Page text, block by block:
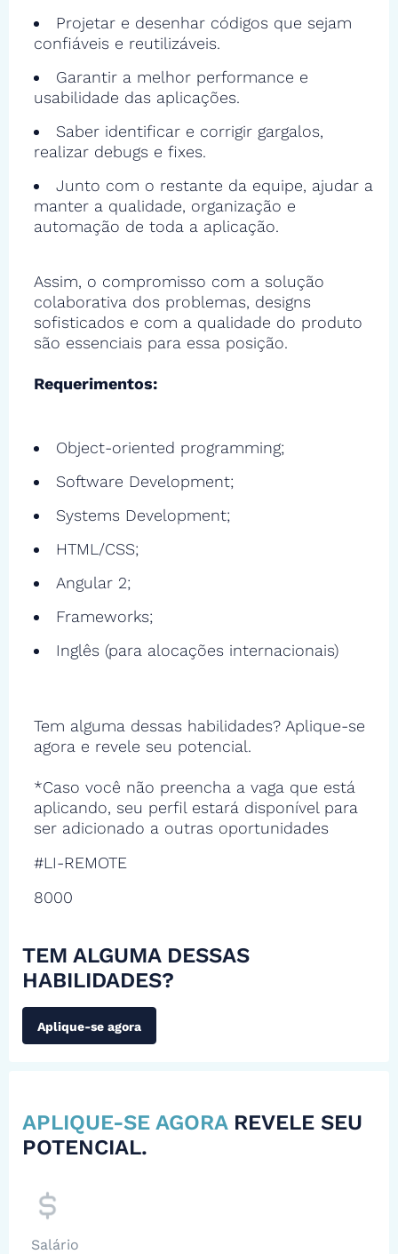
Projetar e desenhar códigos que sejam
confiáveis e reutilizáveis.
Garantir a melhor performance e
usabilidade das aplicações.
Saber identificar e corrigir gargalos,
realizar debugs e fixes.
Junto com o restante da equipe, ajudar a
manter a qualidade, organização e
automação de toda a aplicação.
Assim, o compromisso com a solução
colaborativa dos problemas, designs
sofisticados e com a qualidade do produto
são essenciais para essa posição.
Requerimentos:
Object-oriented programming;
Software Development;
Systems Development;
HTML/CSS;
Angular 2;
Frameworks;
Inglês (para alocações internacionais)
Tem alguma dessas habilidades? Aplique-se
agora e revele seu potencial.
*Caso você não preencha a vaga que está
aplicando, seu perfil estará disponível para
ser adicionado a outras oportunidades
#LI-REMOTE
8000
TEM ALGUMA DESSAS
HABILIDADES?
Aplique-se agora
APLIQUE-SE AGORA REVELE SEU
POTENCIAL.
Salário